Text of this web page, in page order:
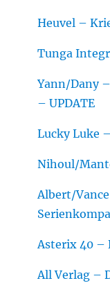
Heuvel –
Tunga
Yann/Dany
– UPDATE
Lucky Luke
Nihoul/
Albert/
Asterix 40 –
All Verlag –